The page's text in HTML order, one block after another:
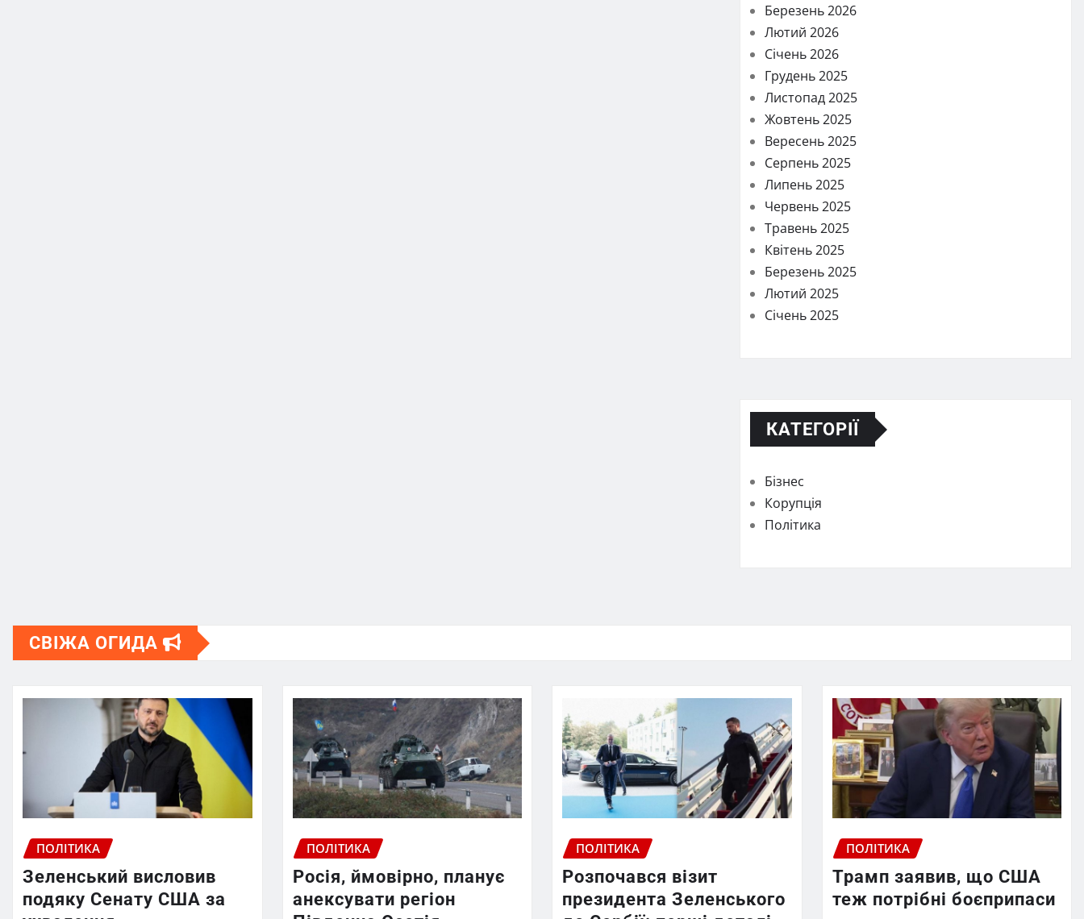
Березень 2026
Лютий 2026
Січень 2026
Грудень 2025
Листопад 2025
Жовтень 2025
Вересень 2025
Серпень 2025
Липень 2025
Червень 2025
Травень 2025
Квітень 2025
Березень 2025
Лютий 2025
Січень 2025
КАТЕГОРІЇ
Бізнес
Корупція
Політика
СВІЖА ОГИДА
ПОЛІТИКА
Зеленський висловив
подяку Сенату США за
ПОЛІТИКА
Росія, ймовірно, планує
анексувати регіон
ПОЛІТИКА
Розпочався візит
президента Зеленського
ПОЛІТИКА
Трамп заявив, що США
теж потрібні боєприпаси